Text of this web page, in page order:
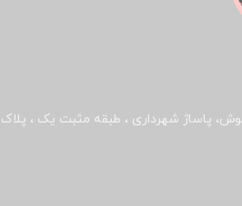
پاساژ شهرداری ، طبقه مثبت یک ، پلاک